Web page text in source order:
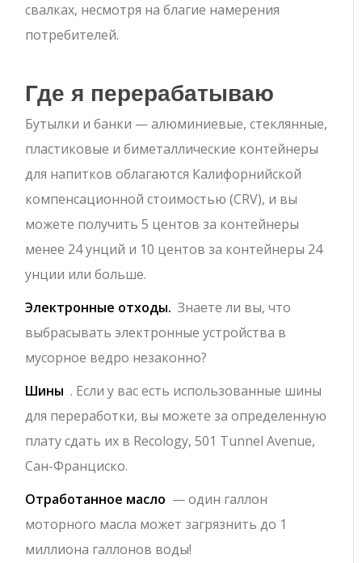
свалках, несмотря на благие намерения
потребителей.
Где я перерабатываю
Бутылки и банки — алюминиевые, стеклянные,
пластиковые и биметаллические контейнеры
для напитков облагаются Калифорнийской
компенсационной стоимостью (CRV), и вы
можете получить 5 центов за контейнеры
менее 24 унций и 10 центов за контейнеры 24
унции или больше.
Электронные отходы. Знаете ли вы, что
выбрасывать электронные устройства в
мусорное ведро незаконно?
Шины . Если у вас есть использованные шины
для переработки, вы можете за определенную
плату сдать их в Recology, 501 Tunnel Avenue,
Сан-Франциско.
Отработанное масло — один галлон
моторного масла может загрязнить до 1
миллиона галлонов воды!